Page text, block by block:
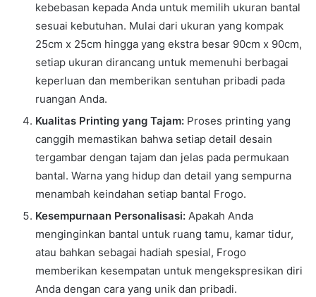
kebebasan kepada Anda untuk memilih ukuran bantal
sesuai kebutuhan. Mulai dari ukuran yang kompak
25cm x 25cm hingga yang ekstra besar 90cm x 90cm,
setiap ukuran dirancang untuk memenuhi berbagai
keperluan dan memberikan sentuhan pribadi pada
ruangan Anda.
Kualitas Printing yang Tajam: Proses printing yang
canggih memastikan bahwa setiap detail desain
tergambar dengan tajam dan jelas pada permukaan
bantal. Warna yang hidup dan detail yang sempurna
menambah keindahan setiap bantal Frogo.
Kesempurnaan Personalisasi: Apakah Anda
menginginkan bantal untuk ruang tamu, kamar tidur,
atau bahkan sebagai hadiah spesial, Frogo
memberikan kesempatan untuk mengekspresikan diri
Anda dengan cara yang unik dan pribadi.